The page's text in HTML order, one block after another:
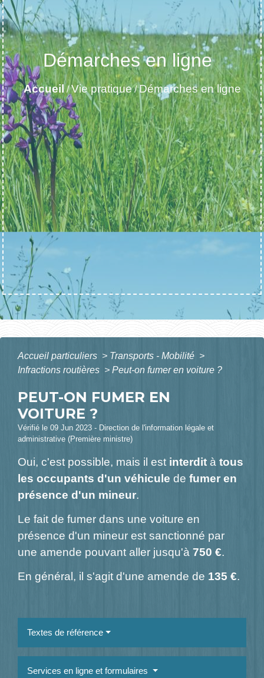
Démarches en ligne
Accueil/Vie pratique/Démarches en ligne
Accueil particuliers > Transports - Mobilité >
Infractions routières > Peut-on fumer en voiture ?
PEUT-ON FUMER EN
VOITURE ?
Vérifié le 09 Jun 2023 - Direction de l'information légale et
administrative (Première ministre)
Oui, c'est possible, mais il est interdit à tous
les occupants d'un véhicule de fumer en
présence d'un mineur.
Le fait de fumer dans une voiture en
présence d'un mineur est sanctionné par
une amende pouvant aller jusqu'à 750 €.
En général, il s'agit d'une amende de 135 €.
Textes de référence
Services en ligne et formulaires